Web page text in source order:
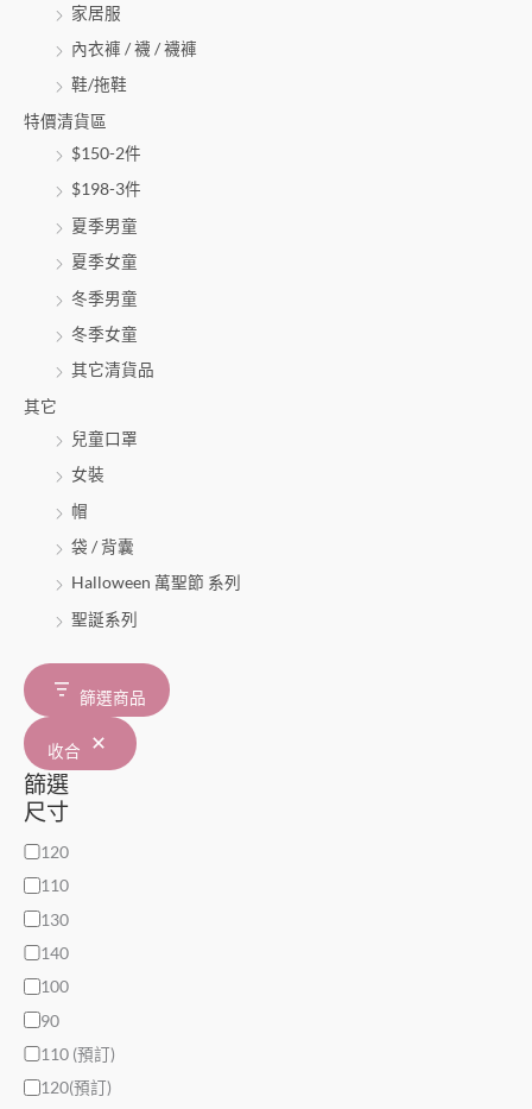
家居服
內衣褲 / 襪 / 襪褲
鞋/拖鞋
特價清貨區
$150-2件
$198-3件
夏季男童
夏季女童
冬季男童
冬季女童
其它清貨品
其它
兒童口罩
女裝
帽
袋 / 背囊
Halloween 萬聖節 系列
聖誕系列
篩選商品
收合
篩選
尺寸
120
110
130
140
100
90
110 (預訂)
120(預訂)